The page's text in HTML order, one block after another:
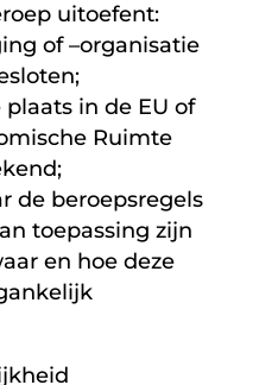
uitoefent:
of –organisatie
in de EU of
Ruimte
de beroepsregels
toepassing zijn
en hoe deze